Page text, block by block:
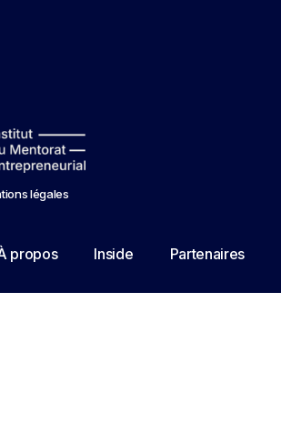
légales
propos Inside Partenaires